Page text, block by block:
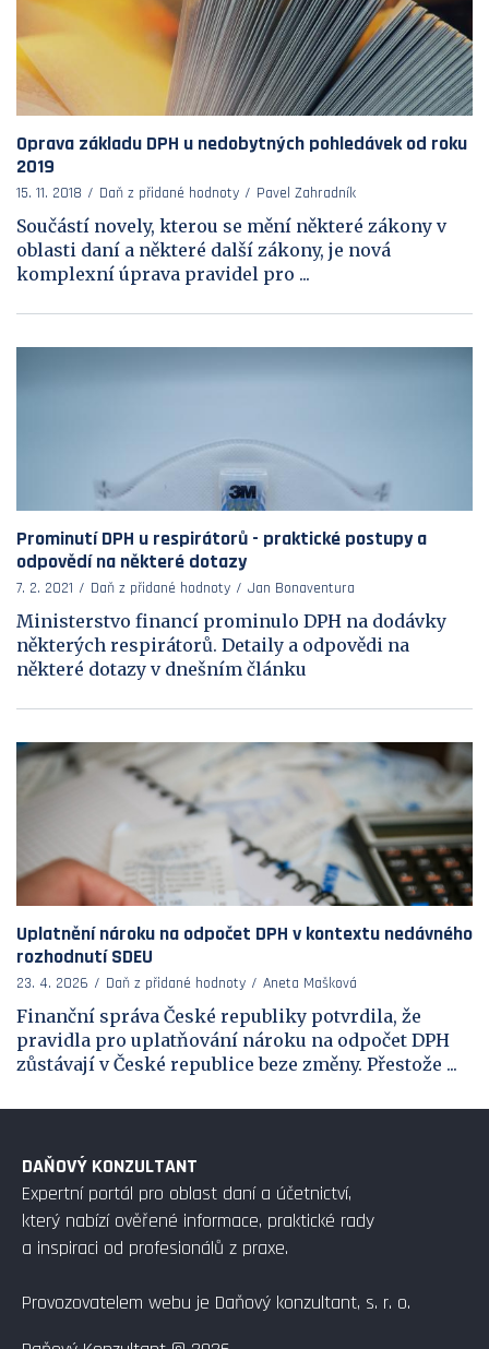
Oprava základu DPH u nedobytných pohledávek od roku
2019
15. 11. 2018 Daň z přidané hodnoty Pavel Zahradník
Součástí novely, kterou se mění některé zákony v
oblasti daní a některé další zákony, je nová
komplexní úprava pravidel pro ...
Prominutí DPH u respirátorů - praktické postupy a
odpovědí na některé dotazy
7. 2. 2021 Daň z přidané hodnoty Jan Bonaventura
Ministerstvo financí prominulo DPH na dodávky
některých respirátorů. Detaily a odpovědi na
některé dotazy v dnešním článku
Uplatnění nároku na odpočet DPH v kontextu nedávného
rozhodnutí SDEU
23. 4. 2026 Daň z přidané hodnoty Aneta Mašková
Finanční správa České republiky potvrdila, že
pravidla pro uplatňování nároku na odpočet DPH
zůstávají v České republice beze změny. Přestože ...
DAŇOVÝ KONZULTANT
Expertní portál pro oblast daní a účetnictví,
který nabízí ověřené informace, praktické rady
a inspiraci od profesionálů z praxe.
Provozovatelem webu je Daňový konzultant, s. r. o.